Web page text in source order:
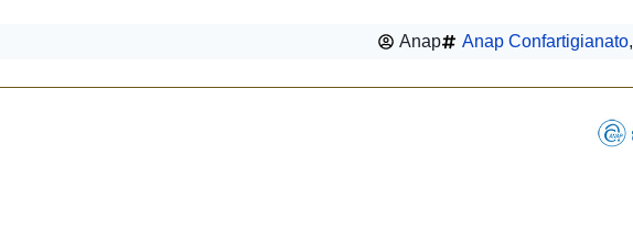
Anap Anap Confartigianato,